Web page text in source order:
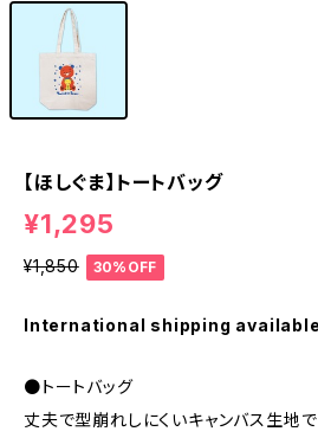
【ほしぐま】トートバッグ
¥1,295
¥1,850 30%OFF
International shipping available
●トートバッグ
丈夫で型崩れしにくいキャンバス生地